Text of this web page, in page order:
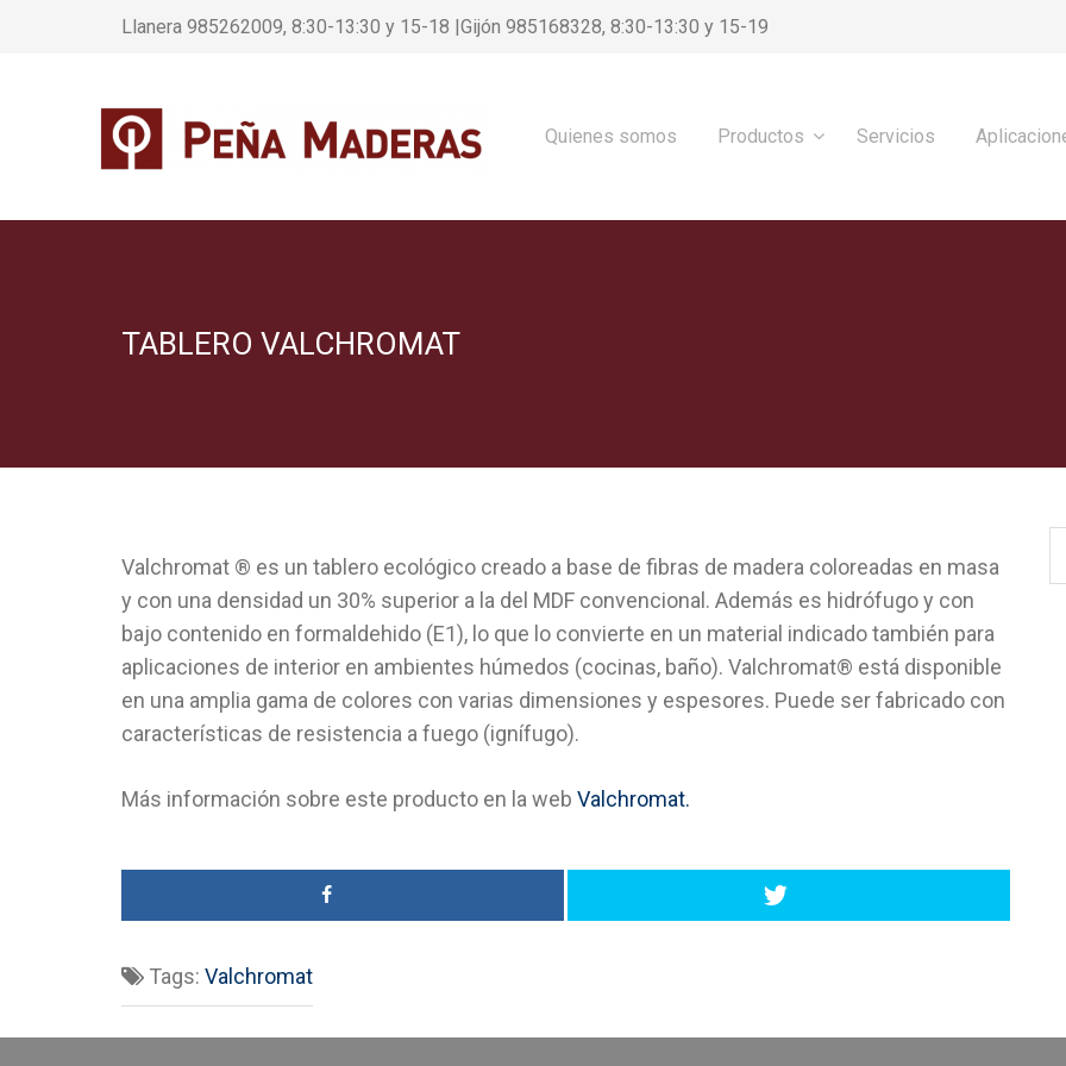
Llanera 985262009, 8:30-13:30 y 15-18 |Gijón 985168328, 8:30-13:30 y 15-19
Quienes somos Productos Servicios
TABLERO VALCHROMAT
Valchromat ® es un tablero ecológico creado a base de fibras de madera coloreadas en masa
y con una densidad un 30% superior a la del MDF convencional. Además es hidrófugo y con
bajo contenido en formaldehido (E1), lo que lo convierte en un material indicado también para
aplicaciones de interior en ambientes húmedos (cocinas, baño). Valchromat® está disponible
en una amplia gama de colores con varias dimensiones y espesores. Puede ser fabricado con
características de resistencia a fuego (ignífugo).
Más información sobre este producto en la web Valchromat.
Tags: Valchromat